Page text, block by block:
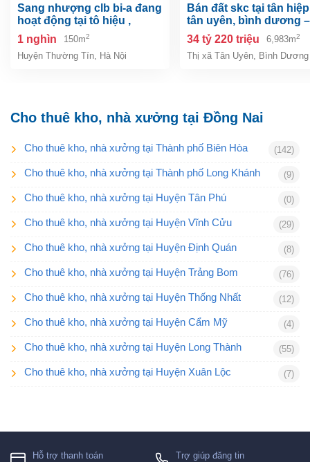
sang nhượng clb bi-a đang
hoạt động tại tô hiệu ,
thường tín, hà nội
1 nghìn 150m2
Huyện Thường Tín, Hà Nội
bán đất skc tại tân hiệp, tp.
tân uyên, bình dương –
6.983m²
34 tỷ 220 triệu 6,983m2
Thị xã Tân Uyên, Bình Dương
Cho thuê kho, nhà xưởng tại Đồng Nai
Cho thuê kho, nhà xưởng tại Thành phố Biên Hòa (142)
Cho thuê kho, nhà xưởng tại Thành phố Long Khánh (9)
Cho thuê kho, nhà xưởng tại Huyện Tân Phú (0)
Cho thuê kho, nhà xưởng tại Huyện Vĩnh Cửu (29)
Cho thuê kho, nhà xưởng tại Huyện Định Quán (8)
Cho thuê kho, nhà xưởng tại Huyện Trảng Bom (76)
Cho thuê kho, nhà xưởng tại Huyện Thống Nhất (12)
Cho thuê kho, nhà xưởng tại Huyện Cẩm Mỹ (4)
Cho thuê kho, nhà xưởng tại Huyện Long Thành (55)
Cho thuê kho, nhà xưởng tại Huyện Xuân Lộc (7)
Hỗ trợ thanh toán Trợ giúp đăng tin